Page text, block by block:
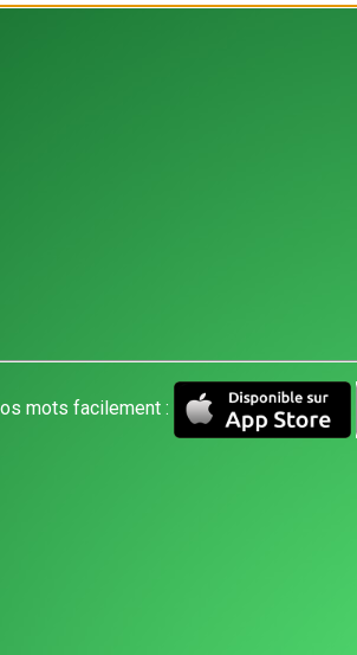
mots facilement :